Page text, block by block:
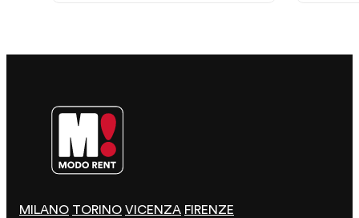
MILANO TORINO VICENZA FIRENZE